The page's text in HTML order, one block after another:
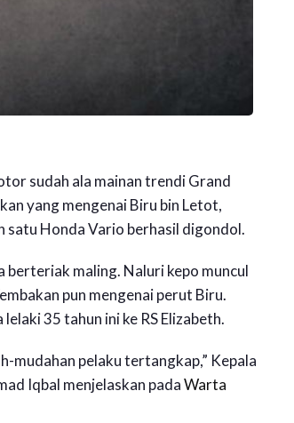
sudah ala mainan trendi Grand
yang mengenai Biru bin Letot,
satu Honda Vario berhasil digondol.
berteriak maling. Naluri kepo muncul
pun mengenai perut Biru.
35 tahun ini ke RS Elizabeth.
mudahan pelaku tertangkap,” Kepala
Iqbal menjelaskan padaWarta